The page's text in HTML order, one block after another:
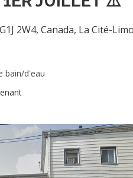
2W4, Canada, La Cité-
bain/d'eau